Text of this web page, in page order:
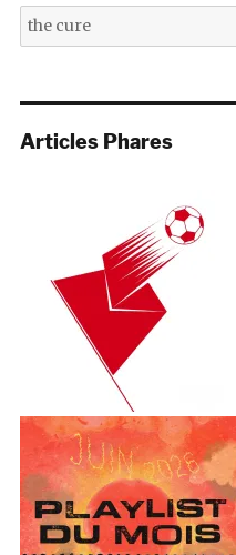
Recherche
pour :
Articles Phares